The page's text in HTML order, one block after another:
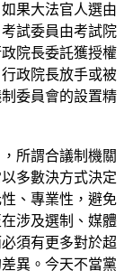
果大法官人選由
試委員由考試院
院長委託獲授權
政院長放手或被
委員會的設置精
所謂合議制機關
多數決方式決定
、專業性，避免
涉及選制、媒體
須有更多對於超
異。今天不當黨